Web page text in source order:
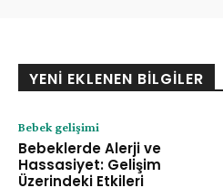
YENI EKLENEN BILGILER
Bebek gelişimi
Bebeklerde Alerji ve
Hassasiyet: Gelişim
Üzerindeki Etkileri